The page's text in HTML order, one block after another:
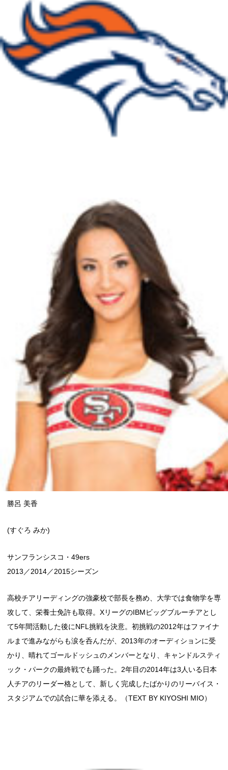
勝呂 美香
(すぐろ みか)
サンフランシスコ・49ers
2013／2014／2015シーズン
高校チアリーディングの強豪校で部長を務め、大学では食物学を専
攻して、栄養士免許も取得。XリーグのIBMビッグブルーチアとし
て5年間活動した後にNFL挑戦を決意。初挑戦の2012年はファイナ
ルまで進みながらも涙を呑んだが、2013年のオーディションに受
かり、晴れてゴールドッシュのメンバーとなり、キャンドルスティ
ック・パークの最終戦でも踊った。2年目の2014年は3人いる日本
人チアのリーダー格として、新しく完成したばかりのリーバイス・
スタジアムでの試合に華を添える。（TEXT BY KIYOSHI MIO）